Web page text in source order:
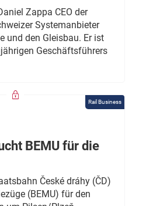
Zappa CEO der
Systemanbieter
und den Gleisbau. Er ist
Geschäftsführers
Rail Business
BEMU für die
České dráhy (ČD)
(BEMU) für den